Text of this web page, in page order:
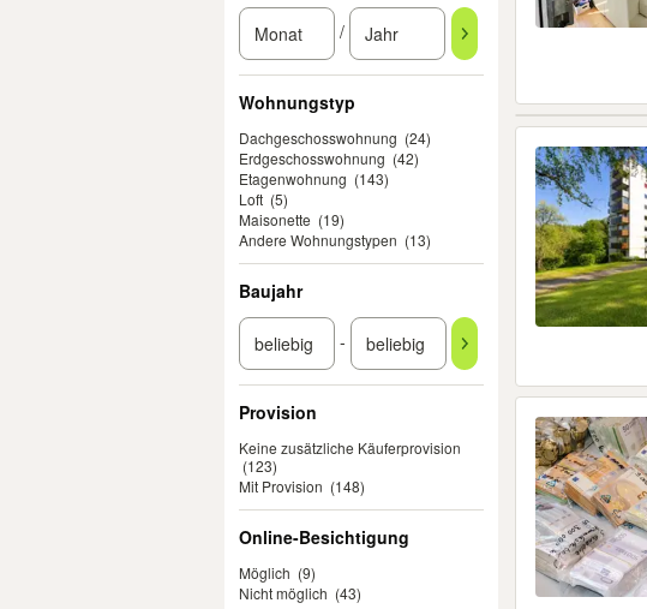
/
Wohnungstyp
Dachgeschosswohnung (24)
Erdgeschosswohnung (42)
Etagenwohnung (143)
Loft (5)
Maisonette (19)
Andere Wohnungstypen (13)
Baujahr
-
Provision
Keine zusätzliche Käuferprovision
(123)
Mit Provision (148)
Online-Besichtigung
Möglich (9)
Nicht möglich (43)